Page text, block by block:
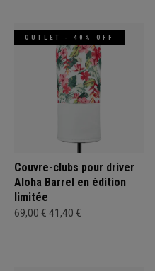
OUTLET - 40% OFF
Couvre-clubs pour driver
Aloha Barrel en édition
limitée
69,00 €41,40 €